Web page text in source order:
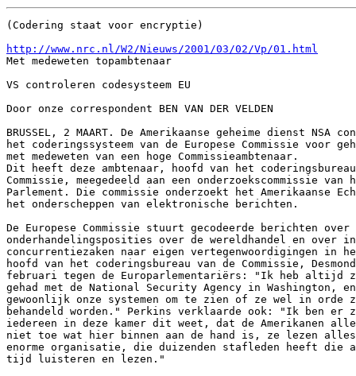
(Codering staat voor encryptie)
http://www.nrc.nl/W2/Nieuws/2001/03/02/Vp/01.html
Met medeweten topambtenaar
VS controleren codesysteem EU
Door onze correspondent BEN VAN DER VELDEN
BRUSSEL, 2 MAART. De Amerikaanse geheime dienst
het coderingssysteem van de Europese Commissie voor
met medeweten van een hoge Commissieambtenaar.
Dit heeft deze ambtenaar, hoofd van het
Commissie, meegedeeld aan een onderzoekscommissie van
Parlement. Die commissie onderzoekt het Amerikaanse
het onderscheppen van elektronische berichten.
De Europese Commissie stuurt gecodeerde berichten
onderhandelingsposities over de wereldhandel en over
concurrentiezaken naar eigen vertegenwoordigingen in
hoofd van het coderingsbureau van de Commissie,
februari tegen de Europarlementariërs: "Ik heb altijd
gehad met de National Security Agency in
gewoonlijk onze systemen om te zien of ze wel in
behandeld worden." Perkins verklaarde ook: "Ik ben er
iedereen in deze kamer dit weet, dat de Amerikanen
niet toe wat hier binnen aan de hand is, ze lezen
enorme organisatie, die duizenden stafleden heeft die
tijd luisteren en lezen."